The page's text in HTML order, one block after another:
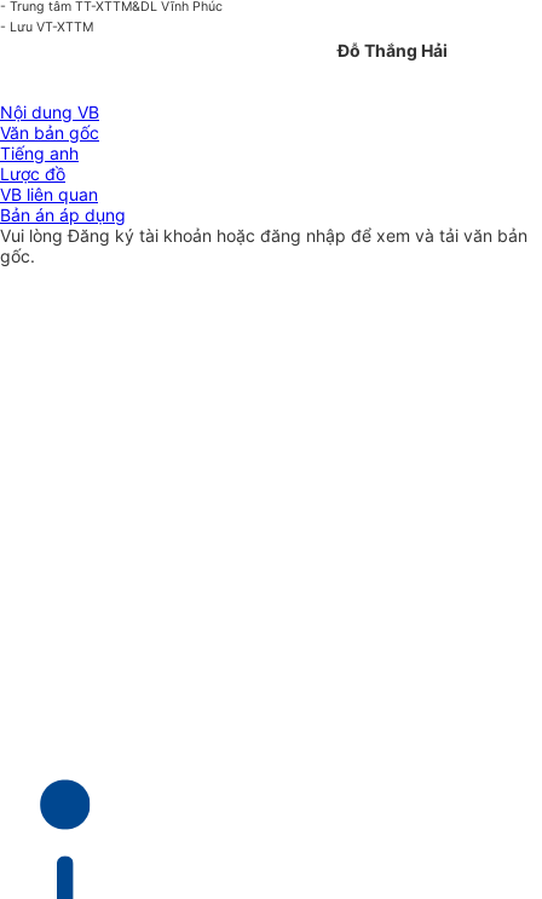
- Trung tâm TT-XTTM&DL Vĩnh Phúc
- Lưu VT-XTTM
Đỗ Thắng Hải
Nội dung VB
Văn bản gốc
Tiếng anh
Lược đồ
VB liên quan
Bản án áp dụng
Vui lòngĐăng ký tài khoản hoặc đăng nhập để xem và tải văn bản
gốc.